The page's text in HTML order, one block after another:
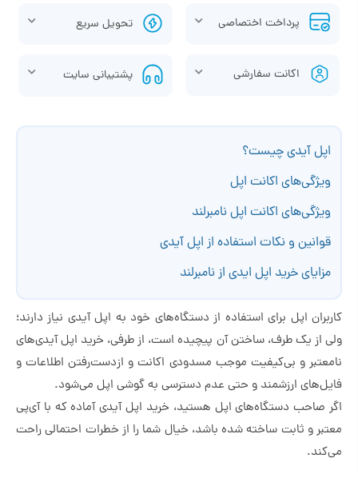
پرداخت اختصاصی تحویل سریع
اکانت سفارشی پشتیبانی سایت
اپل آیدی چیست؟
ویژگی‌های اکانت اپل
ویژگی‌های اکانت اپل نامبرلند
قوانین و نکات استفاده از اپل آیدی
مزایای خرید اپل ایدی از نامبرلند
کاربران اپل برای استفاده از دستگاه‌های خود به اپل آیدی نیاز دارند؛
ولی از یک طرف، ساختن آن پیچیده است، از طرفی، خرید اپل آیدی‌های
نامعتبر و بی‌کیفیت موجب مسدودی اکانت و ازدست‌رفتن اطلاعات و
فایل‌های ارزشمند و حتی عدم دسترسی به گوشی اپل می‌شود.
اگر صاحب دستگاه‌های اپل هستید، خرید اپل آیدی آماده که با آی‌پی
معتبر و ثابت ساخته شده باشد، خیال شما را از خطرات احتمالی راحت
می‌کند.